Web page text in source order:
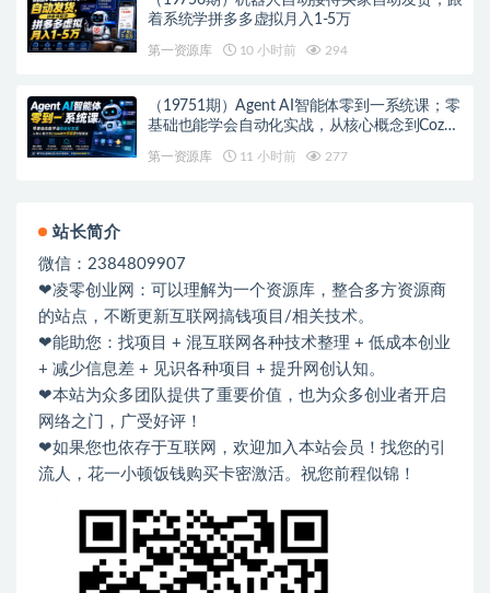
着系统学拼多多虚拟月入1-5万
第一资源库 10 小时前 294
（19751期）Agent AI智能体零到一系统课；零
基础也能学会自动化实战，从核心概念到Coze
第一资源库 11 小时前 277
站长简介
微信：2384809907
❤凌零创业网：可以理解为一个资源库，整合多方资源商
的站点，不断更新互联网搞钱项目/相关技术。
❤能助您：找项目 + 混互联网各种技术整理 + 低成本创业
+ 减少信息差 + 见识各种项目 + 提升网创认知。
❤本站为众多团队提供了重要价值，也为众多创业者开启
网络之门，广受好评！
❤如果您也依存于互联网，欢迎加入本站会员！找您的引
流人，花一小顿饭钱购买卡密激活。祝您前程似锦！